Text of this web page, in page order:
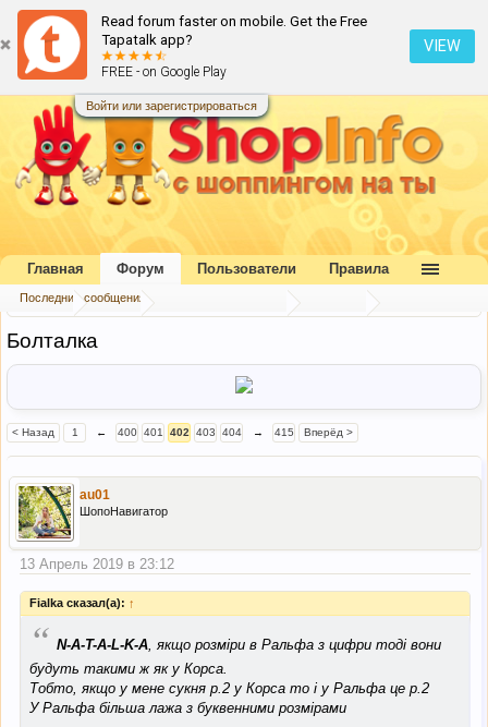
Read forum faster on mobile. Get the Free
Tapatalk app?
FREE - on Google Play
VIEW
Войти или зарегистрироваться
Главная Форум
Болталка
< Назад 1 ← 400 401 402 403 404 → 415 Вперёд >
au01
ШопоНавигатор
13 Апрель 2019 в 23:12
Fialka сказал(а): ↑
“ N-A-T-A-L-K-A , якщо розміри в Ральфа з цифри тоді вони
будуть такими ж як у Корса.
Тобто, якщо у мене сукня р.2 у Корса то і у Ральфа це р.2
У Ральфа більша лажа з буквенними розмірами
Главная Форум
Последние сообщения
Пользователи Правила